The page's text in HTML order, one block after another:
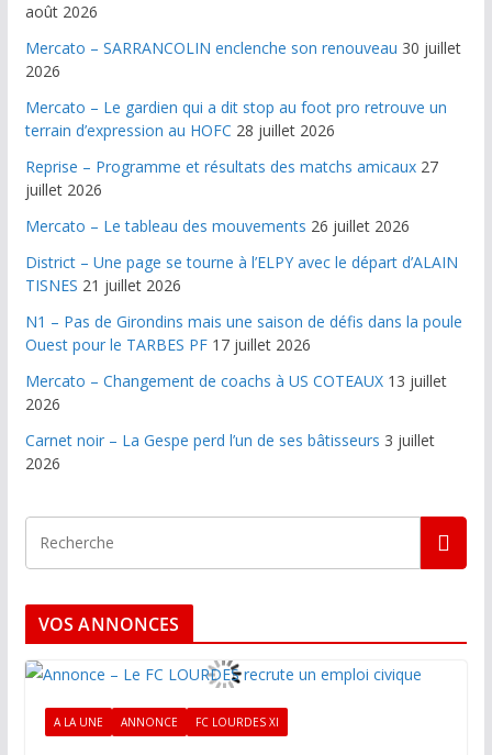
août 2026
Mercato – SARRANCOLIN enclenche son renouveau 30 juillet
2026
Mercato – Le gardien qui a dit stop au foot pro retrouve un
terrain d’expression au HOFC 28 juillet 2026
Reprise – Programme et résultats des matchs amicaux 27
juillet 2026
Mercato – Le tableau des mouvements 26 juillet 2026
District – Une page se tourne à l’ELPY avec le départ d’ALAIN
TISNES 21 juillet 2026
N1 – Pas de Girondins mais une saison de défis dans la poule
Ouest pour le TARBES PF 17 juillet 2026
Mercato – Changement de coachs à US COTEAUX 13 juillet
2026
Carnet noir – La Gespe perd l’un de ses bâtisseurs 3 juillet
2026
VOS ANNONCES
A LA UNE ANNONCE FC LOURDES XI